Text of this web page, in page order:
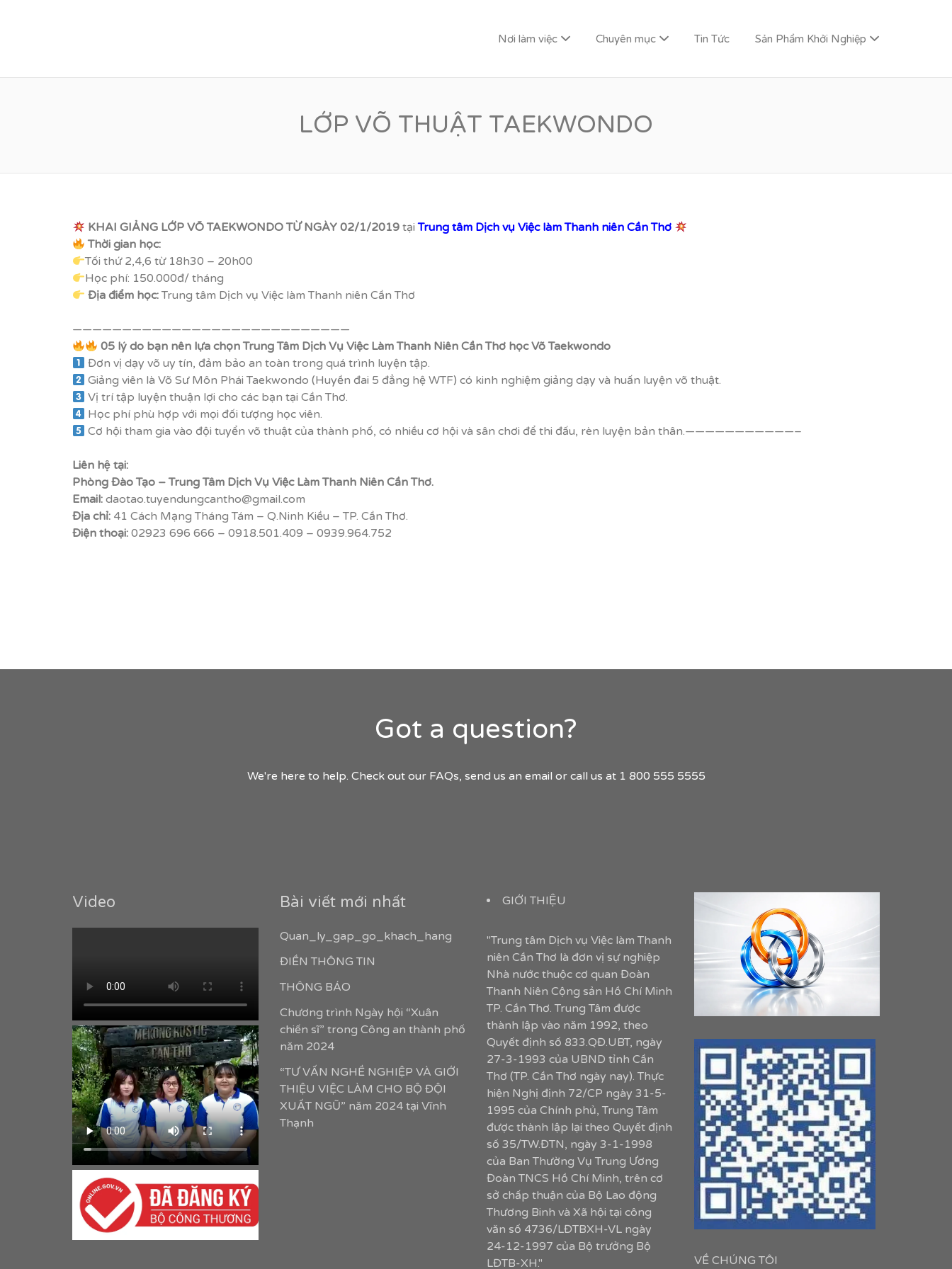
Nơi làm việc Chuyên mục Tin Tức Sản Phẩm Khởi Nghiệp
LỚP VÕ THUẬT TAEKWONDO
KHAI GIẢNG LỚP VÕ TAEKWONDO TỪ NGÀY 02/1/2019 tạiTrung tâm Dịch vụ Việc làm Thanh niên Cần Thơ
Thời gian học:
Tối thứ 2,4,6 từ 18h30 – 20h00
Học phí: 150.000đ/ tháng
Địa điểm học: Trung tâm Dịch vụ Việc làm Thanh niên Cần Thơ
————————————————————————————
05 lý do bạn nên lựa chọn Trung Tâm Dịch Vụ Việc Làm Thanh Niên Cần Thơ học Võ Taekwondo
Đơn vị dạy võ uy tín, đảm bảo an toàn trong quá trình luyện tập.
Giảng viên là Võ Sư Môn Phái Taekwondo (Huyền đai 5 đẳng hệ WTF) có kinh nghiệm giảng dạy và huấn luyện võ thuật.
Vị trí tập luyện thuận lợi cho các bạn tại Cần Thơ.
Học phí phù hợp với mọi đối tượng học viên.
Cơ hội tham gia vào đội tuyển võ thuật của thành phố, có nhiều cơ hội và sân chơi để thi đấu, rèn luyện bản thân.———————————–
Liên hệ tại:
Phòng Đào Tạo – Trung Tâm Dịch Vụ Việc Làm Thanh Niên Cần Thơ.
Email: daotao.tuyendungcantho@gmail.com
Địa chỉ: 41 Cách Mạng Tháng Tám – Q.Ninh Kiều – TP. Cần Thơ.
Điện thoại: 02923 696 666 – 0918.501.409 – 0939.964.752
Got a question?
We're here to help. Check out our FAQs, send us an email or call us at 1 800 555 5555
Video Bài viết mới nhất
Quan_ly_gap_go_khach_hang
ĐIỀN THÔNG TIN
THÔNG BÁO
Chương trình Ngày hội “Xuân
chiến sĩ” trong Công an thành phố
năm 2024
“TƯ VẤN NGHỀ NGHIỆP VÀ GIỚI
THIỆU VIỆC LÀM CHO BỘ ĐỘI
XUẤT NGŨ” năm 2024 tại Vĩnh
Thạnh
GIỚI THIỆU
"Trung tâm Dịch vụ Việc làm Thanh
niên Cần Thơ là đơn vị sự nghiệp
Nhà nước thuộc cơ quan Đoàn
Thanh Niên Cộng sản Hồ Chí Minh
TP. Cần Thơ. Trung Tâm được
thành lập vào năm 1992, theo
Quyết định số 833.QĐ.UBT, ngày
27-3-1993 của UBND tỉnh Cần
Thơ (TP. Cần Thơ ngày nay). Thực
hiện Nghị định 72/CP ngày 31-5-
1995 của Chính phủ, Trung Tâm
được thành lập lại theo Quyết định
số 35/TW.ĐTN, ngày 3-1-1998
của Ban Thường Vụ Trung Ương
Đoàn TNCS Hồ Chí Minh, trên cơ
sở chấp thuận của Bộ Lao động
Thương Binh và Xã hội tại công
văn số 4736/LĐTBXH-VL ngày
24-12-1997 của Bộ trưởng Bộ
LĐTB-XH."
VỀ CHÚNG TÔI